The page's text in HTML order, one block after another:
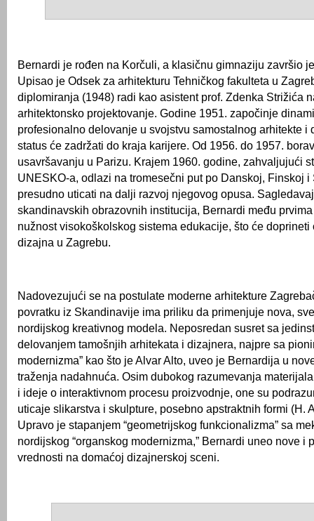
Bernardi je rođen na Korčuli, a klasičnu gimnaziju završio
Upisao je Odsek za arhitekturu Tehničkog fakulteta u
diplomiranja (1948) radi kao asistent prof. Zdenka Strižića
arhitektonsko projektovanje. Godine 1951. započinje
profesionalno delovanje u svojstvu samostalnog arhitekte i
status će zadržati do kraja karijere. Od 1956. do 1957.
usavršavanju u Parizu. Krajem 1960. godine, zahvaljujući
UNESKO-a, odlazi na tromesečni put po Danskoj, Finskoj
presudno uticati na dalji razvoj njegovog opusa.
skandinavskih obrazovnih institucija, Bernardi među
nužnost visokoškolskog sistema edukacije, što će doprineti
dizajna u Zagrebu.
Nadovezujući se na postulate moderne arhitekture
povratku iz Skandinavije ima priliku da primenjuje nova,
nordijskog kreativnog modela. Neposredan susret sa
delovanjem tamošnjih arhitekata i dizajnera, najpre sa
modernizma” kao što je Alvar Alto, uveo je Bernardija u
traženja nadahnuća. Osim dubokog razumevanja
i ideje o interaktivnom procesu proizvodnje, one su
uticaje slikarstva i skulpture, posebno apstraktnih formi (H.
Upravo je stapanjem “geometrijskog funkcionalizma” sa
nordijskog “organskog modernizma,” Bernardi uneo nove i
vrednosti na domaćoj dizajnerskoj sceni.